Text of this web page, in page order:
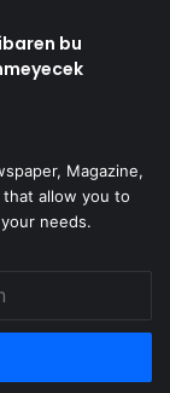
bu
Magazine,
allow you to
needs.